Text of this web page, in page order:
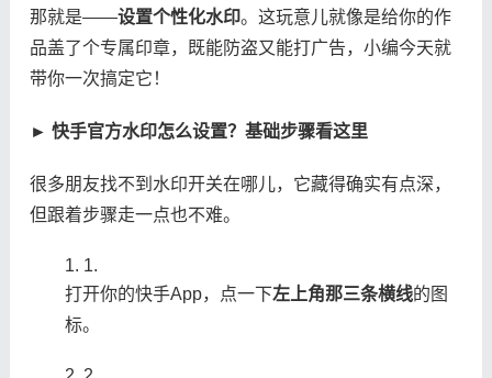
那就是——​​设置个性化水印​​。这玩意儿就像是给你的作
品盖了个专属印章，既能防盗又能打广告，小编今天就
带你一次搞定它！
​► 快手官方水印怎么设置？基础步骤看这里​
很多朋友找不到水印开关在哪儿，它藏得确实有点深，
但跟着步骤走一点也不难。
1.
打开你的快手App，点一下​​左上角那三条横线​​的图
标。